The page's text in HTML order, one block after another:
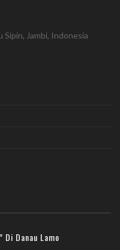
Sipin, Jambi, Indonesia
Di Danau Lamo